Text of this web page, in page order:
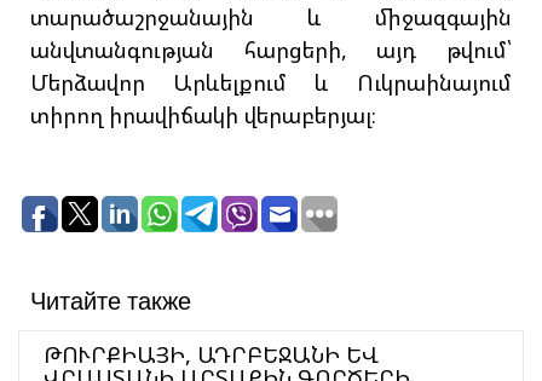
տարածաշրջանային և միջազգային
անվտանգության հարցերի, այդ թվում՝
Մերձավոր Արևելքում և Ուկրաինայում
տիրող իրավիճակի վերաբերյալ։
Читайте также
ԹՈՒՐՔԻԱՅԻ, ԱԴՐԲԵՋԱՆԻ ԵՎ